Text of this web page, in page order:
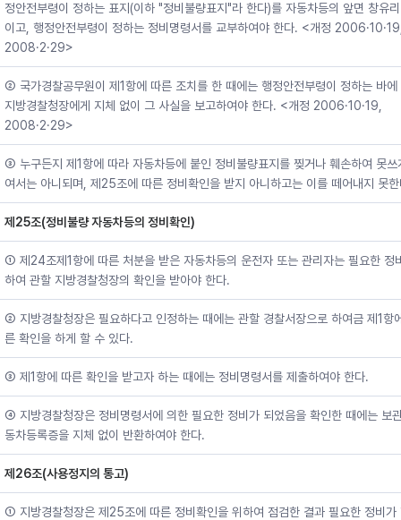
정안전부령이 정하는 표지(이하 "정비불량표지"라 한다)를 자동차등의 앞면 창유
이고, 행정안전부령이 정하는 정비명령서를 교부하여야 한다. <개정
2008·2·29>
② 국가경찰공무원이 제1항에 따른 조치를 한 때에는 행정안전부령이 정하는 바에
지방경찰청장에게 지체 없이 그 사실을 보고하여야 한다. <개정 2006·10·19,
2008·2·29>
③ 누구든지 제1항에 따라 자동차등에 붙인 정비불량표지를 찢거나 훼손하여 못쓰
여서는 아니되며, 제25조에 따른 정비확인을 받지 아니하고는 이를 떼어내지 못
제25조(정비불량 자동차등의 정비확인)
① 제24조제1항에 따른 처분을 받은 자동차등의 운전자 또는 관리자는 필요한 정
하여 관할 지방경찰청장의 확인을 받아야 한다.
② 지방경찰청장은 필요하다고 인정하는 때에는 관할 경찰서장으로 하여금 제1항
른 확인을 하게 할 수 있다.
③ 제1항에 따른 확인을 받고자 하는 때에는 정비명령서를 제출하여야 한다.
④ 지방경찰청장은 정비명령서에 의한 필요한 정비가 되었음을 확인한 때에는 보
동차등록증을 지체 없이 반환하여야 한다.
제26조(사용정지의 통고)
① 지방경찰청장은 제25조에 따른 정비확인을 위하여 점검한 결과 필요한 정비가